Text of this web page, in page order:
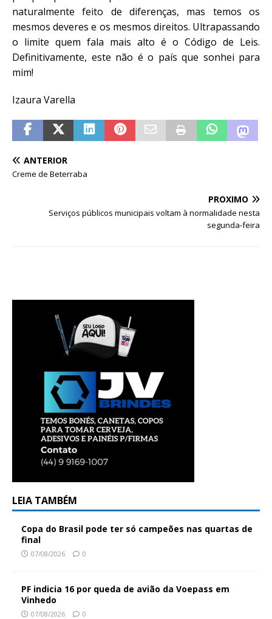
naturalmente feito de diferenças, mas temos os
mesmos deveres e os mesmos direitos. Ultrapassando
o limite quem fala mais alto é o Código de Leis.
Definitivamente, este não é o país que sonhei para
mim!
Izaura Varella
ANTERIOR
Creme de Beterraba
PRÓXIMO
Serviços públicos municipais voltam à normalidade nesta
segunda-feira
LEIA TAMBÉM
Copa do Brasil pode ter só campeões nas quartas de
final
07/08/2026 0
PF indicia 16 por queda de avião da Voepass em
Vinhedo
07/08/2026 0